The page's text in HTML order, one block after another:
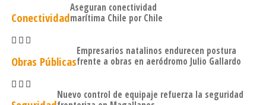
Conectividad
Aseguran conectividad
marítima Chile por Chile
Obras Públicas
Empresarios natalinos endurecen postura
frente a obras en aeródromo Julio Gallardo
Nuevo control de equipaje refuerza la seguridad